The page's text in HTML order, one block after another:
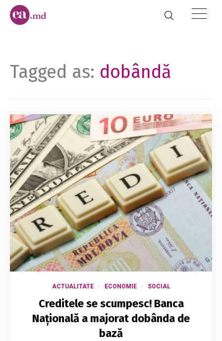
Tagged as: dobândă
ACTUALITATE ECONOMIE SOCIAL
Creditele se scumpesc! Banca
Națională a majorat dobânda de
bază